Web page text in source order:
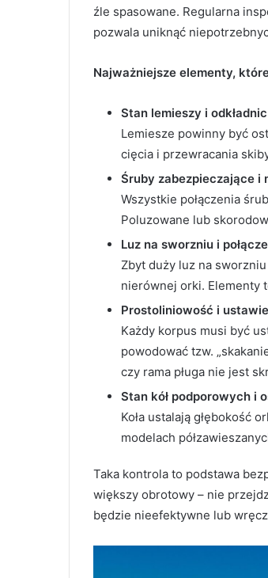
źle spasowane. Regularna
pozwala uniknąć
Najważniejsze elementy,
Stan lemieszy i odkładnic
Lemiesze powinny być
cięcia i przewracania
Śruby zabezpieczające i
Wszystkie połączenia
Poluzowane lub
Luz na sworzniu i
Zbyt duży luz na
nierównej orki. Elementy
Prostoliniowość i
Każdy korpus musi być
powodować tzw.
czy rama pługa nie jest
Stan kół podporowych i
Koła ustalają głębokość
modelach
Taka kontrola to podstawa
większy obrotowy – nie
będzie nieefektywne lub